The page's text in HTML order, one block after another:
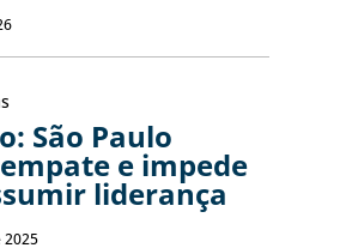
São Paulo
e impede
liderança
2025